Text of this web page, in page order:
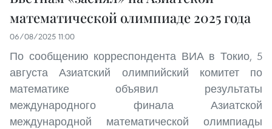
математической олимпиаде 2025 года
06/08/2025 11:00
По сообщению корреспондента ВИА в Токио, 5
августа Азиатский олимпийский комитет по
математике объявил результаты
международного финала Азиатской
международной математической олимпиады